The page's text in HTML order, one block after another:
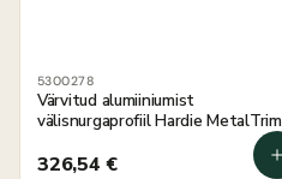
5300278
Värvitud alumiiniumist
välisnurgaprofiil Hardie MetalTrim
mineraal roheline 3000 mm, 5 tk
326,54 €